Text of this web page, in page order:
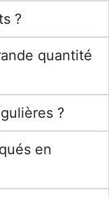
?
quantité
?
en